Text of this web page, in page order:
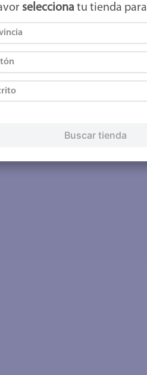
selecciona tu tienda para
Buscar tienda